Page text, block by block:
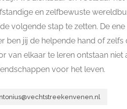
en zelfbewuste
volgende stap te zetten. De
ben jij de helpende hand of zelfs
van elkaar te leren ontstaan niet
voor het leven.